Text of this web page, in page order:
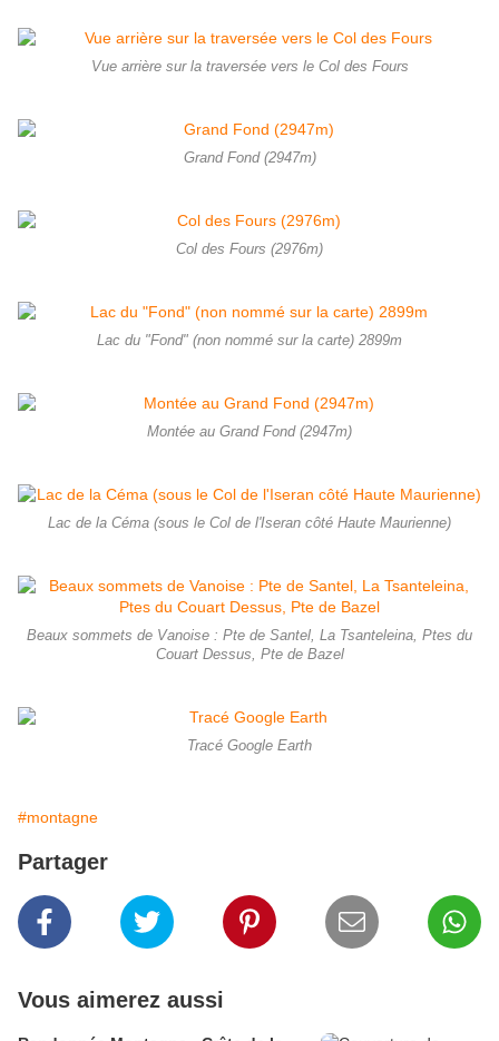
Vue arrière sur la traversée vers le Col des Fours
Grand Fond (2947m)
Col des Fours (2976m)
Lac du "Fond" (non nommé sur la carte) 2899m
Montée au Grand Fond (2947m)
Lac de la Céma (sous le Col de l'Iseran côté Haute Maurienne)
Beaux sommets de Vanoise : Pte de Santel, La Tsanteleina, Ptes du
Couart Dessus, Pte de Bazel
Tracé Google Earth
#montagne
Partager
Vous aimerez aussi